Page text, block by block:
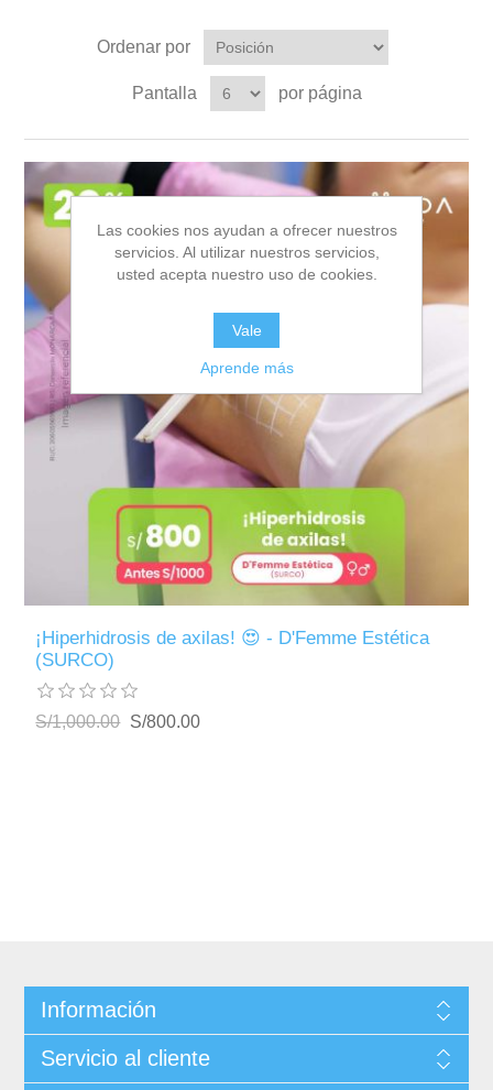
Ordenar por
Pantalla por página
¡Hiperhidrosis de axilas! 😍 - D'Femme Estética
(SURCO)
S/1,000.00 S/800.00
Información
Servicio al cliente
Las cookies nos ayudan a ofrecer nuestros
servicios. Al utilizar nuestros servicios,
usted acepta nuestro uso de cookies.
Vale
Aprende más